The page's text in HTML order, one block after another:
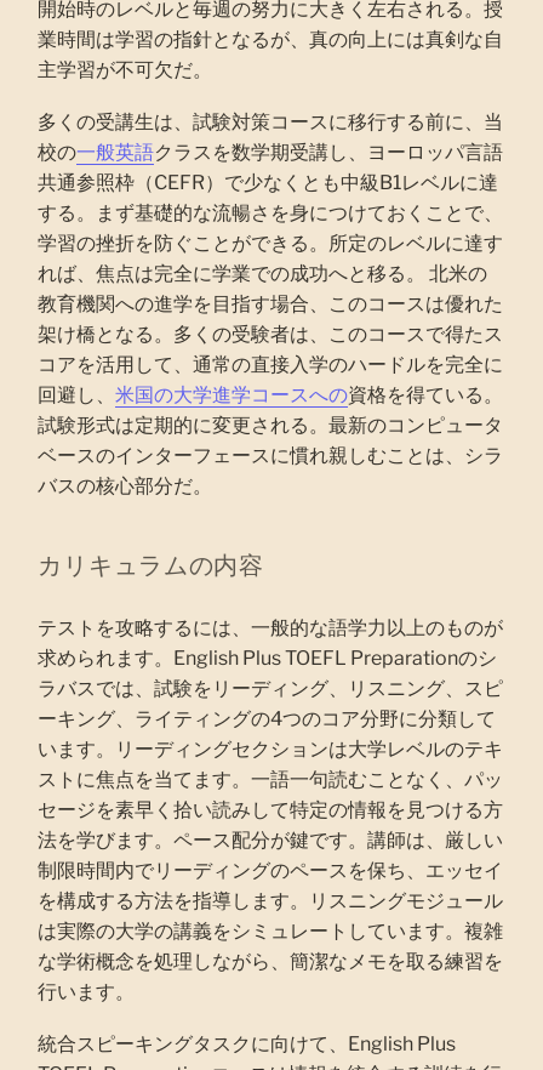
開始時のレベルと毎週の努力に大きく左右される。授
業時間は学習の指針となるが、真の向上には真剣な自
主学習が不可欠だ。
多くの受講生は、試験対策コースに移行する前に、当
校の一般英語クラスを数学期受講し、ヨーロッパ言語
共通参照枠（CEFR）で少なくとも中級B1レベルに達
する。まず基礎的な流暢さを身につけておくことで、
学習の挫折を防ぐことができる。所定のレベルに達す
れば、焦点は完全に学業での成功へと移る。 北米の
教育機関への進学を目指す場合、このコースは優れた
架け橋となる。多くの受験者は、このコースで得たス
コアを活用して、通常の直接入学のハードルを完全に
回避し、米国の大学進学コースへの資格を得ている。
試験形式は定期的に変更される。最新のコンピュータ
ベースのインターフェースに慣れ親しむことは、シラ
バスの核心部分だ。
カリキュラムの内容
テストを攻略するには、一般的な語学力以上のものが
求められます。English Plus TOEFL Preparationのシ
ラバスでは、試験をリーディング、リスニング、スピ
ーキング、ライティングの4つのコア分野に分類して
います。リーディングセクションは大学レベルのテキ
ストに焦点を当てます。一語一句読むことなく、パッ
セージを素早く拾い読みして特定の情報を見つける方
法を学びます。ペース配分が鍵です。講師は、厳しい
制限時間内でリーディングのペースを保ち、エッセイ
を構成する方法を指導します。リスニングモジュール
は実際の大学の講義をシミュレートしています。複雑
な学術概念を処理しながら、簡潔なメモを取る練習を
行います。
統合スピーキングタスクに向けて、English Plus